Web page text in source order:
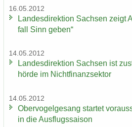
16.05.2012
Lan­des­di­rek­ti­on Sach­sen zeigt
fall Sinn geben“
14.05.2012
Lan­des­di­rek­ti­on Sach­sen ist
hör­de im Nicht­fi­nanz­sek­tor
14.05.2012
Ober­vo­gel­ge­sang star­tet
in die Aus­flugs­sai­son